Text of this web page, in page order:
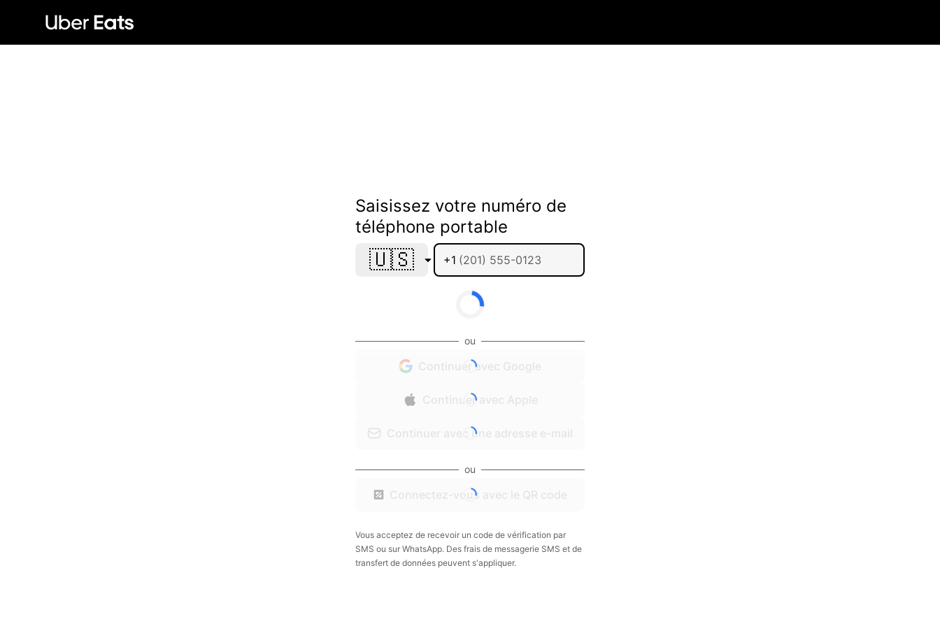
Saisissez votre numéro de
téléphone portable
🇺🇸 +1
ou
Continuer avec Google
Continuer avec Apple
Continuer avec une adresse e-mail
ou
Connectez-vous avec le QR code
Vous acceptez de recevoir un code de vérification par
SMS ou sur WhatsApp. Des frais de messagerie SMS et de
transfert de données peuvent s'appliquer.